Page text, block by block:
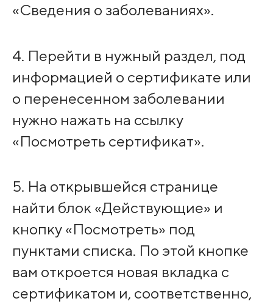
«Сведения о заболеваниях».
4. Перейти в нужный раздел, под
информацией о сертификате или
о перенесенном заболевании
нужно нажать на ссылку
«Посмотреть сертификат».
5. На открывшейся странице
найти блок «Действующие» и
кнопку «Посмотреть» под
пунктами списка. По этой кнопке
вам откроется новая вкладка с
сертификатом и, соответственно,